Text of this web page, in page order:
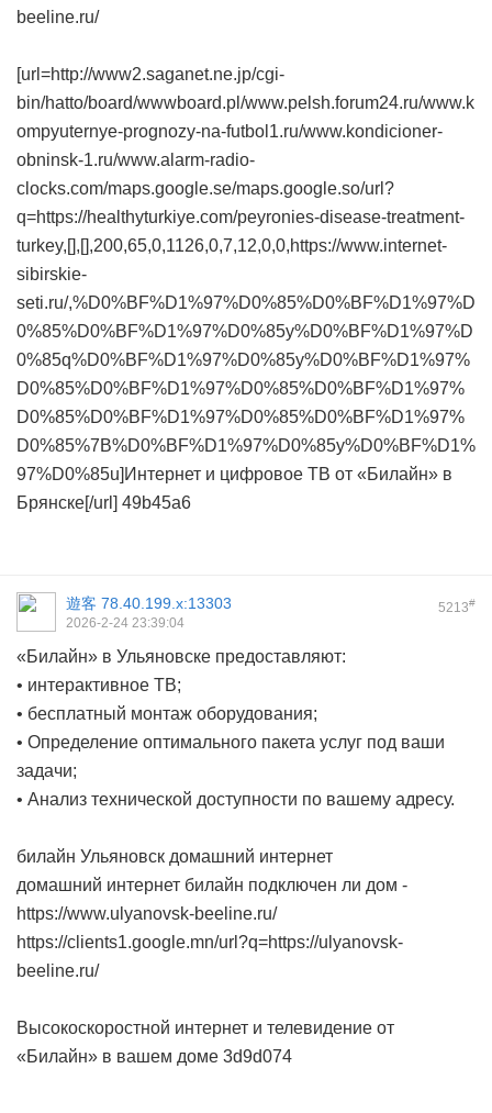
beeline.ru/
[url=http://www2.saganet.ne.jp/cgi-
bin/hatto/board/wwwboard.pl/www.pelsh.forum24.ru/www.k
ompyuternye-prognozy-na-futbol1.ru/www.kondicioner-
obninsk-1.ru/www.alarm-radio-
clocks.com/maps.google.se/maps.google.so/url?
q=https://healthyturkiye.com/peyronies-disease-treatment-
turkey,[],[],200,65,0,1126,0,7,12,0,0,https://www.internet-
sibirskie-
seti.ru/,%D0%BF%D1%97%D0%85%D0%BF%D1%97%D
0%85%D0%BF%D1%97%D0%85y%D0%BF%D1%97%D
0%85q%D0%BF%D1%97%D0%85y%D0%BF%D1%97%
D0%85%D0%BF%D1%97%D0%85%D0%BF%D1%97%
D0%85%D0%BF%D1%97%D0%85%D0%BF%D1%97%
D0%85%7B%D0%BF%D1%97%D0%85y%D0%BF%D1%
97%D0%85u]Интернет и цифровое ТВ от «Билайн» в
Брянске[/url] 49b45a6
5213#
遊客 78.40.199.x:13303
2026-2-24 23:39:04
«Билайн» в Ульяновске предоставляют:
• интерактивное ТВ;
• бесплатный монтаж оборудования;
• Определение оптимального пакета услуг под ваши
задачи;
• Анализ технической доступности по вашему адресу.
билайн Ульяновск домашний интернет
домашний интернет билайн подключен ли дом -
https://www.ulyanovsk-beeline.ru/
https://clients1.google.mn/url?q=https://ulyanovsk-
beeline.ru/
Высокоскоростной интернет и телевидение от
«Билайн» в вашем доме 3d9d074